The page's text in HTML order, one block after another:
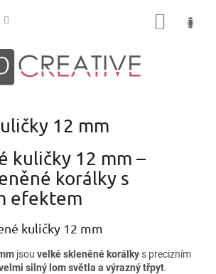
12 mm
kuličky 12 mm –
korálky s
efektem
kuličky 12 mm
jsou velké skleněné korálky s precizním
silný lom světla a výrazný třpyt.